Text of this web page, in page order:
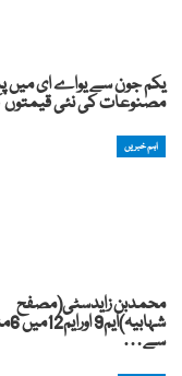
یکم جون سے یواے ای میں
مصنوعات کی نئی قیمتوں
اہم خبریں
محمدبن زایدسٹی(مصفح
سے…